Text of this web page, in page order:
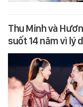
Thu Minh và
suốt 14 năm vì lý